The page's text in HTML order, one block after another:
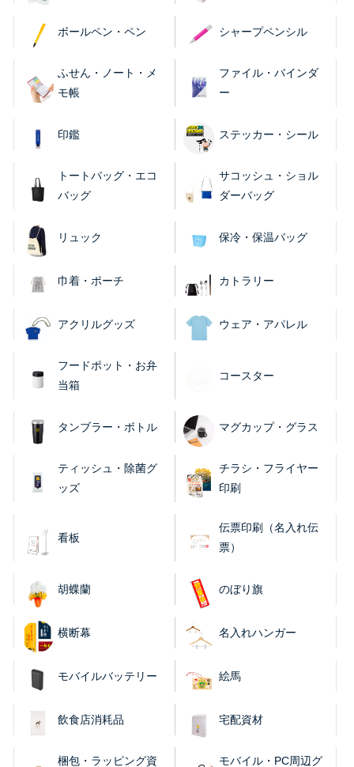
ボールペン・ペン シャープペンシル
ふせん・ノート・メ
モ帳
ファイル・バインダ
ー
印鑑 ステッカー・シール
トートバッグ・エコ
バッグ
サコッシュ・ショル
ダーバッグ
リュック 保冷・保温バッグ
巾着・ポーチ カトラリー
アクリルグッズ ウェア・アパレル
フードポット・お弁
当箱
コースター
タンブラー・ボトル マグカップ・グラス
ティッシュ・除菌グ
ッズ
チラシ・フライヤー
印刷
看板
伝票印刷（名入れ伝
票）
胡蝶蘭 のぼり旗
横断幕 名入れハンガー
モバイルバッテリー 絵馬
飲食店消耗品 宅配資材
梱包・ラッピング資 モバイル・PC周辺グ